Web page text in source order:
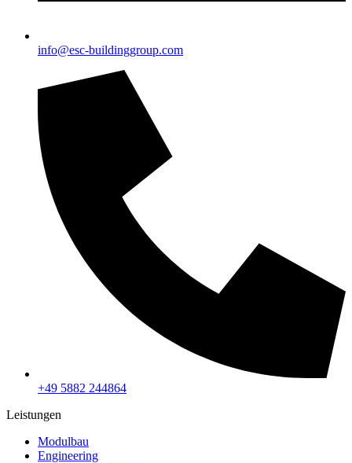
info@esc-buildinggroup.com
+49 5882 244864
Leistungen
Modulbau
Engineering